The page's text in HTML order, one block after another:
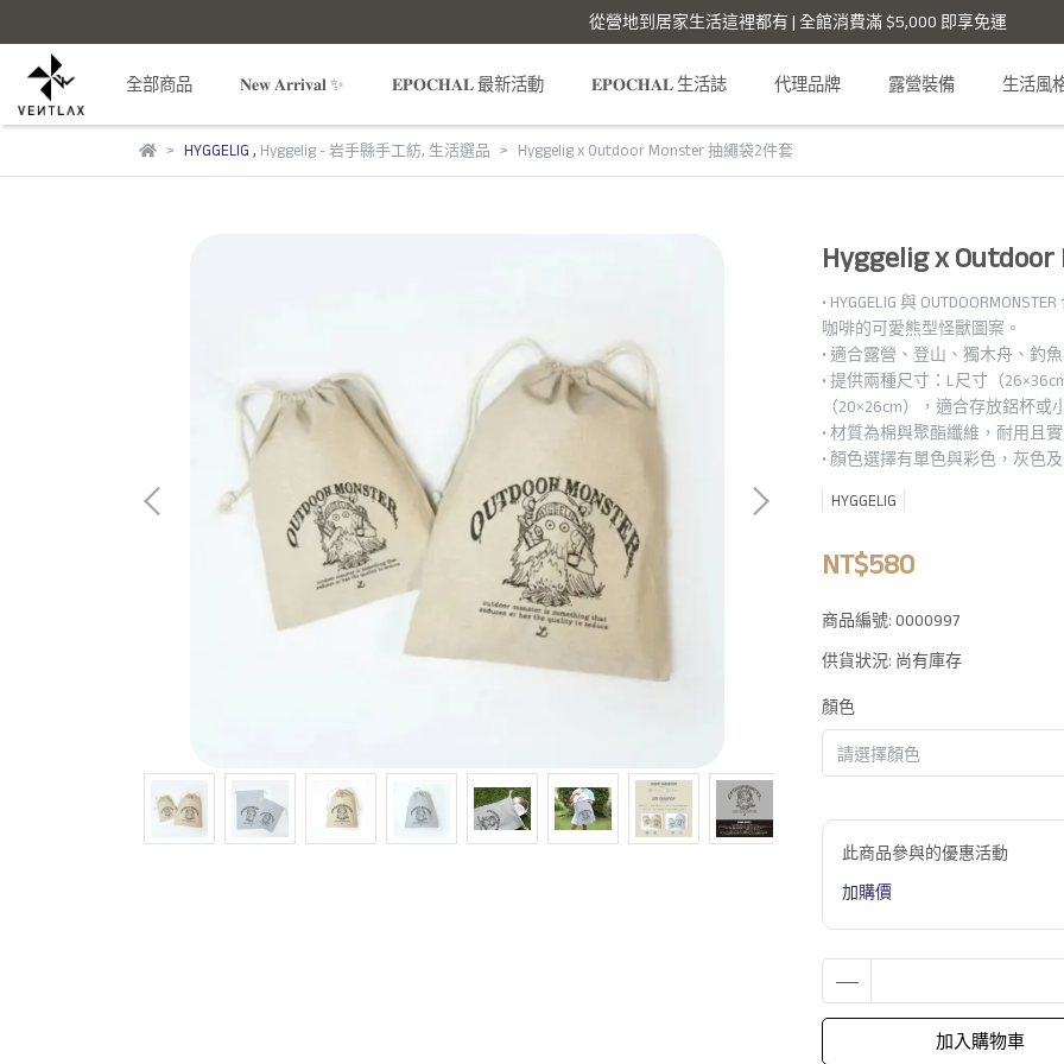
從營地到居家生活這裡都有 | 全館消費滿 $5,000 即享免運
全部商品 𝐍𝐞𝐰 𝐀𝐫𝐫𝐢𝐯𝐚𝐥 ✨ 𝐄𝐏𝐎𝐂𝐇𝐀𝐋 最新活動 𝐄𝐏𝐎𝐂𝐇𝐀𝐋 生活誌 代理品牌 露營裝備 生活風
HYGGELIG , Hyggelig - 岩手縣手工紡, 生活選品 Hyggelig x Outdoor Monster 抽繩袋2件套
Hyggelig x
• HYGGELIG 與
咖啡的可愛熊型怪獸圖案。
• 適合露營、登山、獨木舟、釣
• 提供兩種尺寸：L尺寸（
（20×26cm），適合存放鋁杯或
• 材質為棉與聚酯纖維，耐用且
• 顏色選擇有單色與彩色，灰色
HYGGELIG
NT$580
商品編號: 0000997
供貨狀況: 尚有庫存
顏色
此商品參與的優惠活動
加購價
加入購物車